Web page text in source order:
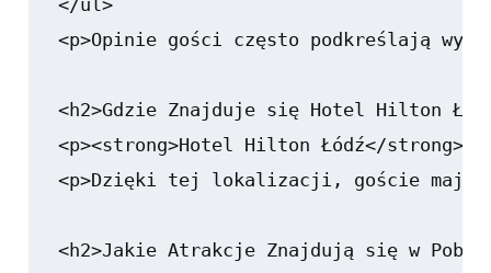
<p>Opinie gości często podkreślają
<h2>Gdzie Znajduje się Hotel Hilton
<p><strong>Hotel Hilton Łódź</
<p>Dzięki tej lokalizacji, goście mają
<h2>Jakie Atrakcje Znajdują się w